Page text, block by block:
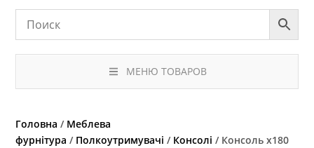
МЕНЮ ТОВАРОВ
Головна / Меблева
фурнітура / Полкоутримувачі / Консолі / Консоль х180